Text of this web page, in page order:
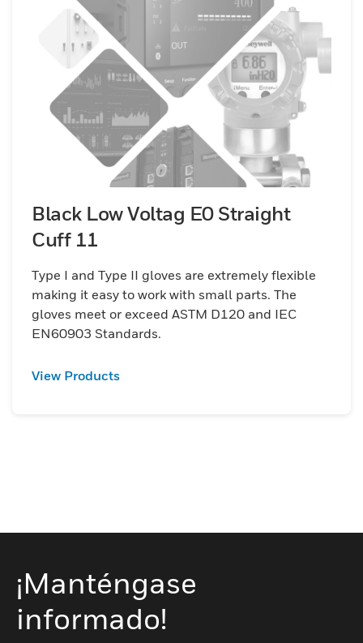
Black Low Voltag E0 Straight
Cuff 11
Type I and Type II gloves are extremely flexible
making it easy to work with small parts. The
gloves meet or exceed ASTM D120 and IEC
EN60903 Standards.
View Products
¡Manténgase
informado!